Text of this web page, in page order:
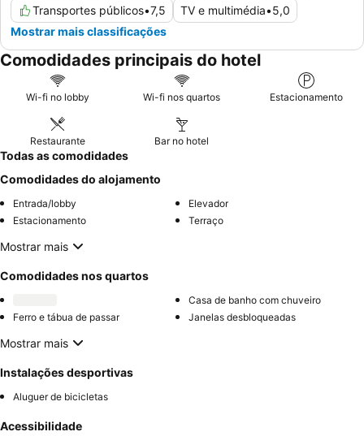
Transportes públicos•7,5 TV e multimédia•5,0
Mostrar mais classificações
Comodidades principais do hotel
Wi-fi no lobby Wi-fi nos quartos Estacionamento
Restaurante Bar no hotel
Todas as comodidades
Comodidades do alojamento
Entrada/lobby
Elevador
Estacionamento
Terraço
Mostrar mais
Comodidades nos quartos
Casa de banho com chuveiro
Ferro e tábua de passar
Janelas desbloqueadas
Mostrar mais
Instalações desportivas
Aluguer de bicicletas
Acessibilidade